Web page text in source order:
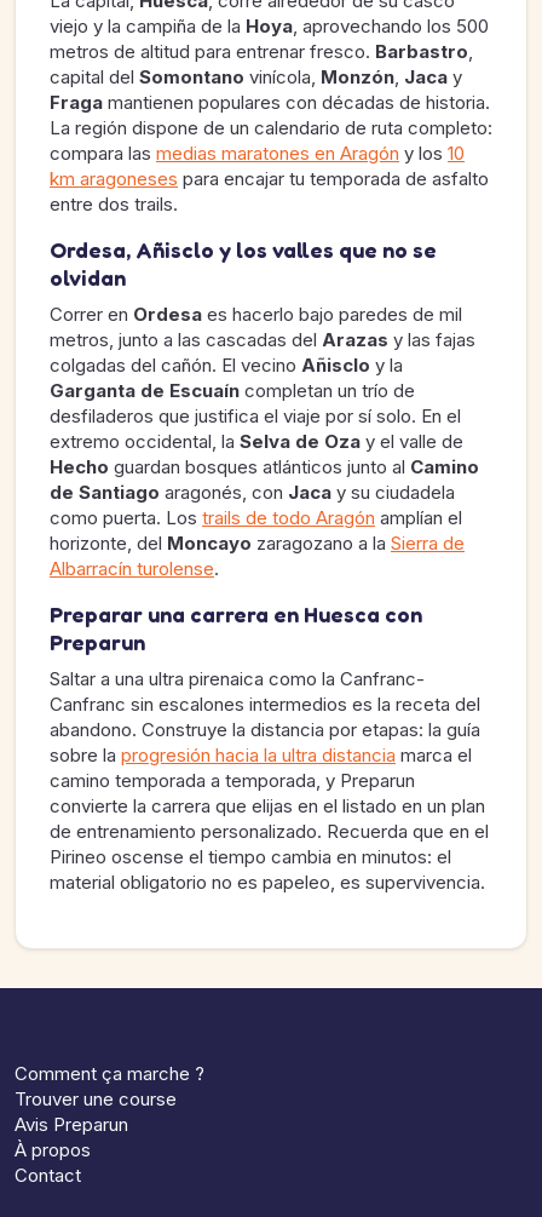
viejo y la campiña de la Hoya, aprovechando los 500
metros de altitud para entrenar fresco. Barbastro,
capital del Somontano vinícola, Monzón, Jaca y
Fraga mantienen populares con décadas de historia.
La región dispone de un calendario de ruta completo:
compara las medias maratones en Aragón y los 10
km aragoneses para encajar tu temporada de asfalto
entre dos trails.
Ordesa, Añisclo y los valles que no se
olvidan
Correr en Ordesa es hacerlo bajo paredes de mil
metros, junto a las cascadas del Arazas y las fajas
colgadas del cañón. El vecino Añisclo y la
Garganta de Escuaín completan un trío de
desfiladeros que justifica el viaje por sí solo. En el
extremo occidental, la Selva de Oza y el valle de
Hecho guardan bosques atlánticos junto al Camino
de Santiago aragonés, con Jaca y su ciudadela
como puerta. Los trails de todo Aragón amplían el
horizonte, del Moncayo zaragozano a la Sierra de
Albarracín turolense.
Preparar una carrera en Huesca con
Preparun
Saltar a una ultra pirenaica como la Canfranc-
Canfranc sin escalones intermedios es la receta del
abandono. Construye la distancia por etapas: la guía
sobre la progresión hacia la ultra distancia marca el
camino temporada a temporada, y Preparun
convierte la carrera que elijas en el listado en un plan
de entrenamiento personalizado. Recuerda que en el
Pirineo oscense el tiempo cambia en minutos: el
material obligatorio no es papeleo, es supervivencia.
Comment ça marche ?
Trouver une course
Avis Preparun
À propos
Contact